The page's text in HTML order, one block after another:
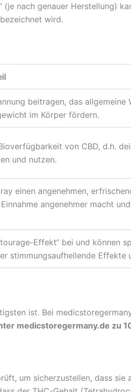
(je nach genauer Herstellung)
wird.
beitragen, das
im Körper fördern.
von CBD, d.h.
und nutzen.
einen angenehmen,
angenehmer macht
Effekt“ bei und können
stimmungsaufhellende Effekte
ist. Bei
medicstoregermany.de zu
um sicherzustellen, dass sie